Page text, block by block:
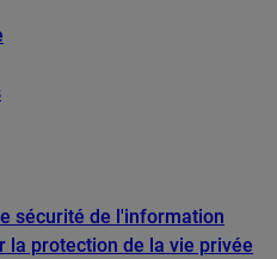
sécurité de l'information
la protection de la vie privée